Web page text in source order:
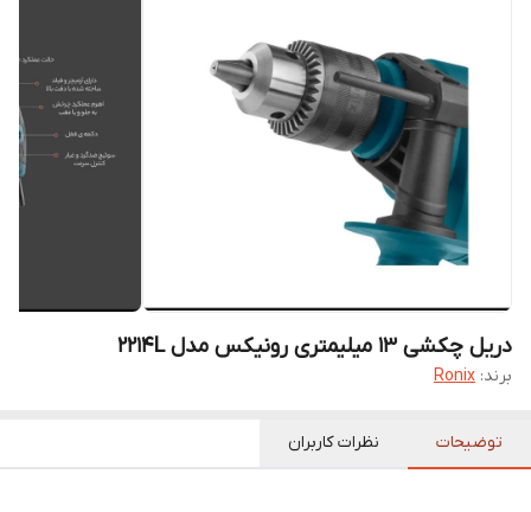
دریل چکشی ۱۳ میلیمتری رونیکس مدل 2214L
برند: Ronix
توضیحات نظرات کاربران